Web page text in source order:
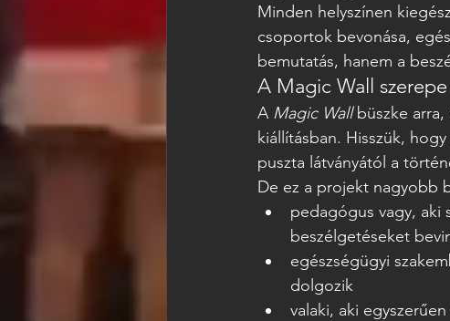
Minden helyszínen
csoportok bevonása,
bemutatás, hanem a
A Magic Wall
A Magic Wall büszke arra,
kiállításban. Hisszük,
puszta látványától a
De ez a projekt nagyobb
pedagógus vagy, aki
beszélgetéseket
egészségügyi
dolgozik
valaki, aki